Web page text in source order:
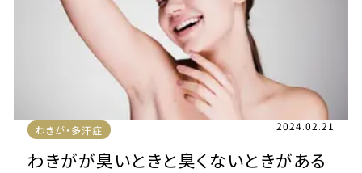
わきが・多汗症 2024.02.21
わきがが臭いときと臭くないときがある